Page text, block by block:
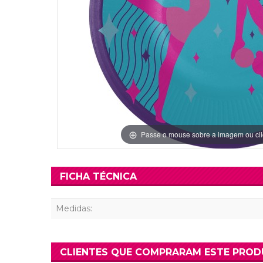
Ver MaisDecoração
Ver Mais
Ver Mais
Grinaldas
Ver Mais
Passe o mouse sobre a imagem ou
FICHA TÉCNICA
Medidas:
CLIENTES QUE COMPRARAM ESTE